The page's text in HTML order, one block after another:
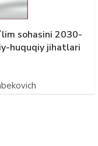
sohasini 2030-
huquqiy jihatlari